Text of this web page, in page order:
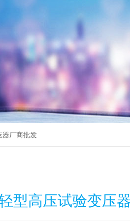
器厂商批发
型高压试验变压